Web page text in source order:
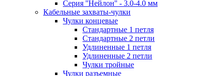
Серия ''Нейлон'' - 3.0-4.0 мм
Кабельные захваты-чулки
Чулки концевые
Стандартные 1 петля
Стандартные 2 петли
Удлиненные 1 петля
Удлиненные 2 петли
Чулки тройные
Чулки разъемные